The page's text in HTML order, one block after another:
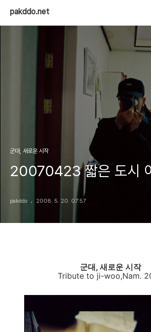
pakddo.net
군대, 새로운 시작
20070423 짧은 도시
pakddo 2008. 5. 20. 07:57
군대, 새로운 시작
Tribute to ji-woo,Nam.